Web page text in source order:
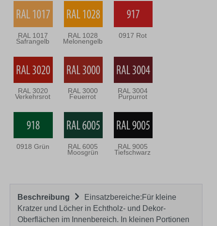
RAL 1017
Safrangelb
RAL 1028
Melonengelb
0917 Rot
RAL 3020
Verkehrsrot
RAL 3000
Feuerrot
RAL 3004
Purpurrot
0918 Grün RAL 6005
Moosgrün
RAL 9005
Tiefschwarz
Beschreibung
Einsatzbereiche:Für kleine
Kratzer und Löcher in Echtholz- und Dekor-
Oberflächen im Innenbereich. In kleinen Portionen